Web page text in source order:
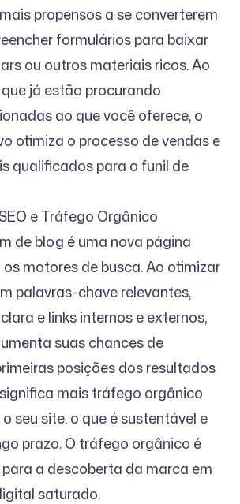
propensos a se converterem
formulários para baixar
ou outros materiais ricos. Ao
já estão procurando
ao que você oferece, o
otimiza o processo de vendas e
qualificados para o funil de
e Tráfego Orgânico
de blog é uma nova página
motores de busca. Ao otimizar
palavras-chave relevantes,
e links internos e externos,
suas chances de
posições dos resultados
mais tráfego orgânico
seu site, o que é sustentável e
prazo. O tráfego orgânico é
a descoberta da marca em
saturado.